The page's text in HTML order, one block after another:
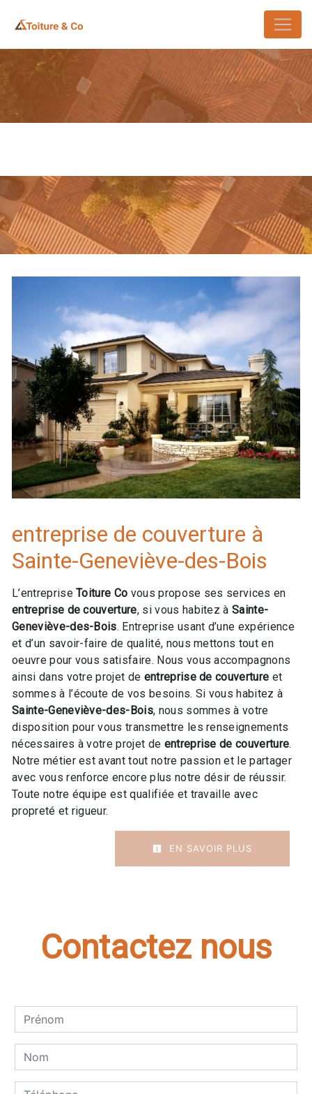
entreprise de couverture à
Sainte-Geneviève-des-Bois
L’entrepriseToiture Co vous propose ses services en
entreprise de couverture, si vous habitez àSainte-
Geneviève-des-Bois. Entreprise usant d’une expérience
et d’un savoir-faire de qualité, nous mettons tout en
oeuvre pour vous satisfaire. Nous vous accompagnons
ainsi dans votre projet de entreprise de couverture et
sommes à l’écoute de vos besoins. Si vous habitez à
Sainte-Geneviève-des-Bois, nous sommes à votre
disposition pour vous transmettre les renseignements
nécessaires à votre projet de entreprise de couverture.
Notre métier est avant tout notre passion et le partager
avec vous renforce encore plus notre désir de réussir.
Toute notre équipe est qualifiée et travaille avec
propreté et rigueur.
EN SAVOIR PLUS
Contactez nous